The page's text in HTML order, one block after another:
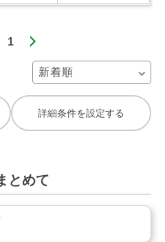
1
詳細条件を設定する
とめて